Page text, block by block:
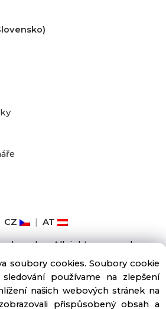
CZ | AT
All rights reserved
soubory cookies. Soubory cookie
používame na zlepšení
našich webových stránek na
přispůsobený obsah a